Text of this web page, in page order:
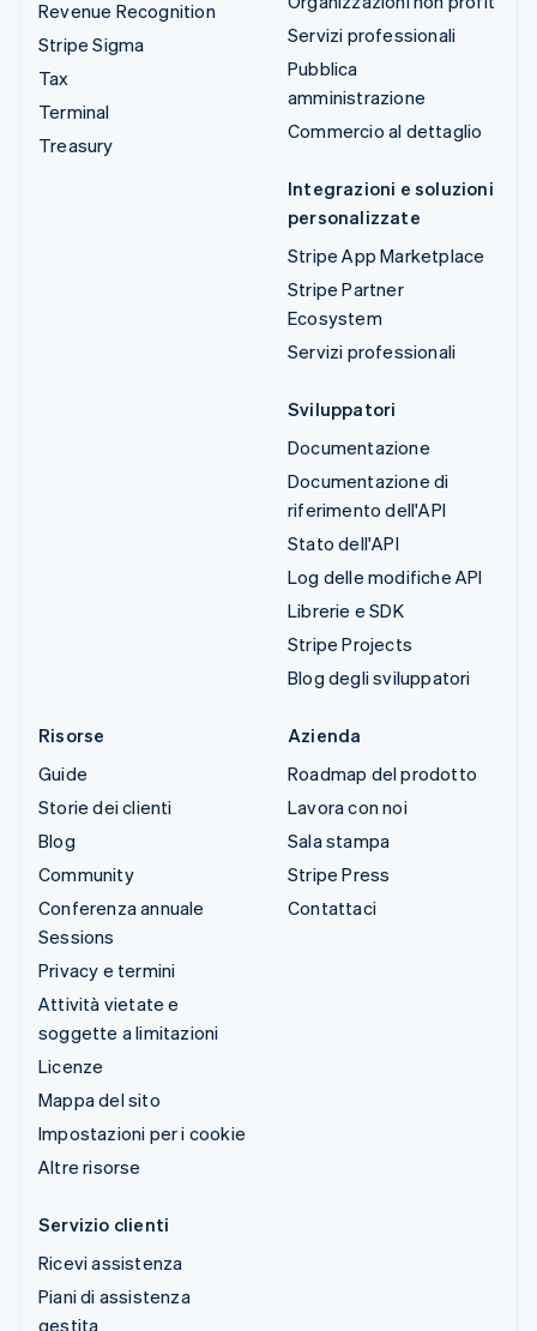
Revenue Recognition
Stripe Sigma
Tax
Terminal
Treasury
Servizi professionali
Pubblica
amministrazione
Commercio al dettaglio
Integrazioni e soluzioni
personalizzate
Stripe App Marketplace
Stripe Partner
Ecosystem
Servizi professionali
Sviluppatori
Documentazione
Documentazione di
riferimento dell'API
Stato dell'API
Log delle modifiche API
Librerie e SDK
Stripe Projects
Blog degli sviluppatori
Risorse
Guide
Storie dei clienti
Blog
Community
Conferenza annuale
Sessions
Privacy e termini
Attività vietate e
soggette a limitazioni
Licenze
Mappa del sito
Impostazioni per i cookie
Altre risorse
Azienda
Roadmap del prodotto
Lavora con noi
Sala stampa
Stripe Press
Contattaci
Servizio clienti
Ricevi assistenza
Piani di assistenza
gestita